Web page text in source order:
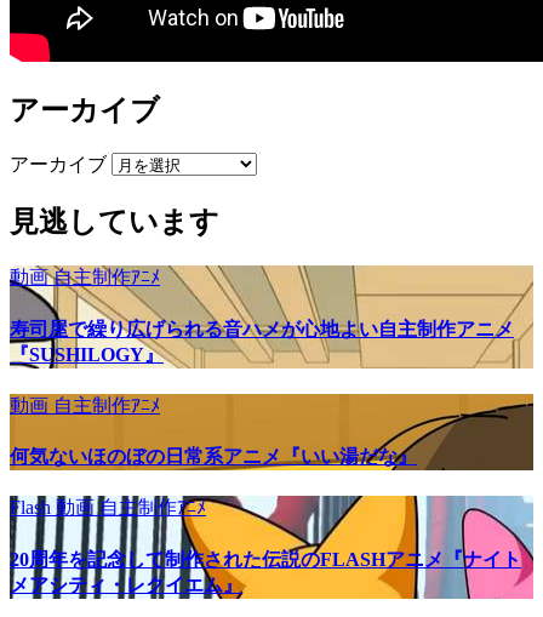
アーカイブ
アーカイブ
見逃しています
動画自主制作ｱﾆﾒ
寿司屋で繰り広げられる音ハメが心地よい自主制作アニメ
『SUSHILOGY』
動画 自主制作ｱﾆﾒ
何気ないほのぼの日常系アニメ『いい湯だな』
Flash 動画自主制作ｱﾆﾒ
20周年を記念して制作された伝説のFLASHアニメ『ナイト
メアシティ・レクイエム』